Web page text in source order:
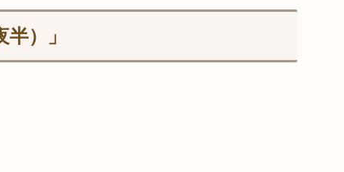
）」